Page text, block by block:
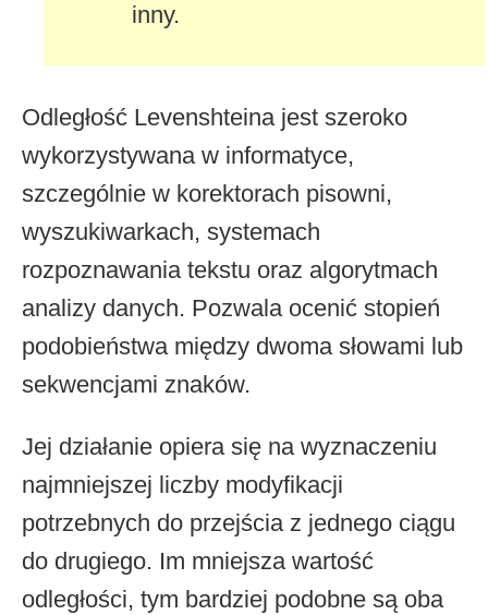
inny.
Odległość Levenshteina jest szeroko
wykorzystywana w informatyce,
szczególnie w korektorach pisowni,
wyszukiwarkach, systemach
rozpoznawania tekstu oraz algorytmach
analizy danych. Pozwala ocenić stopień
podobieństwa między dwoma słowami lub
sekwencjami znaków.
Jej działanie opiera się na wyznaczeniu
najmniejszej liczby modyfikacji
potrzebnych do przejścia z jednego ciągu
do drugiego. Im mniejsza wartość
odległości, tym bardziej podobne są oba